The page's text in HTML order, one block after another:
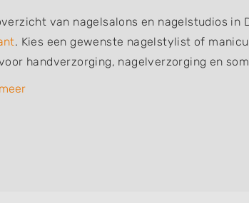
van nagelsalons en nagelstudios in
. Kies een gewenste nagelstylist of
handverzorging, nagelverzorging en
hebben mogelijk een van de